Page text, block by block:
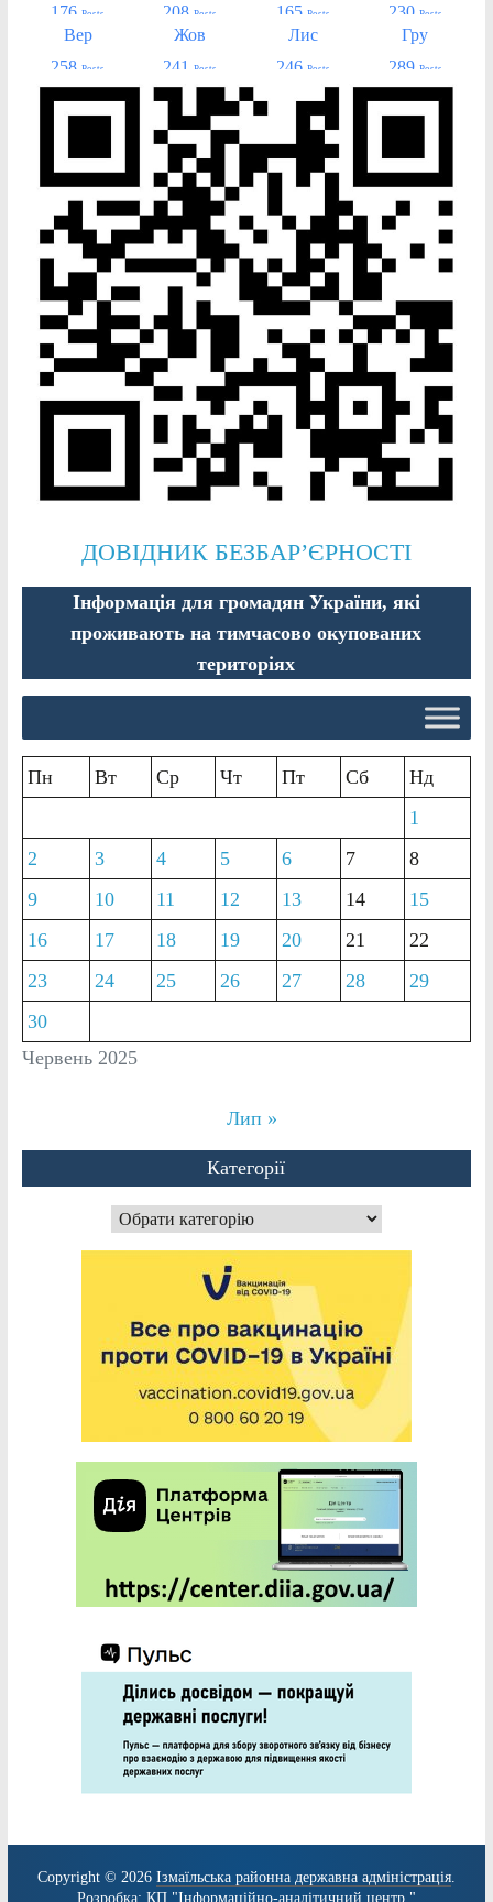
176 Posts
208 Posts
165 Posts
230 Posts
Вер
258 Posts
Жов
241
Posts
Лис
246 Posts
Гру
289 Posts
ДОВІДНИК БЕЗБАР’ЄРНОСТІ
Інформація для громадян України, які
проживають на тимчасово окупованих
територіях
Червень 2025
Пн Вт Ср Чт Пт Сб
Нд
1
2
3 4 5 6 7
8
9
10 11 12 13 14
15
16
17 18 19 20 21
22
23
24 25 26 27 28
29
30
Лип »
Категорії
Категорії
Copyright © 2026 Ізмаїльська районна державна адміністрація.
Розробка: КП "Інформаційно-аналітичний центр."